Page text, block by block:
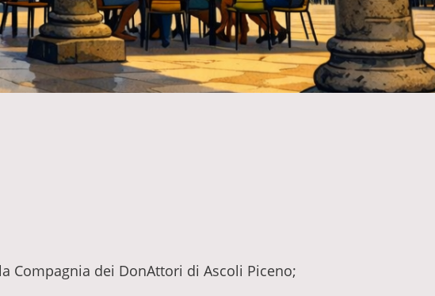
Compagnia dei DonAttori di Ascoli Piceno;